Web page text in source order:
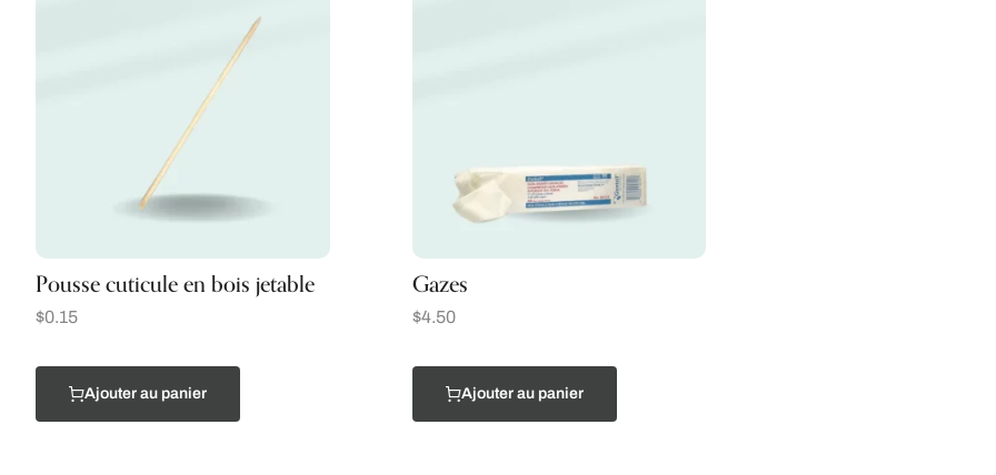
Pousse cuticule en bois jetable
$0.15
Ajouter au panier
Gazes
$4.50
Ajouter au panier